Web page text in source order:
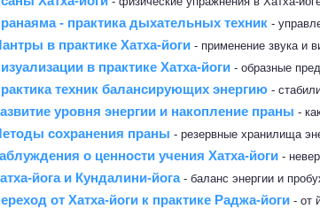
- практика дыхательных техник -
в практике Хатха-йоги - применение звука и
в практике Хатха-йоги - образные
техник балансирующих энергию -
уровня энергии и накопление праны -
сохранения праны - резервные хранилища
о ценности учения Хатха-йоги -
йога и Кундалини-йога- баланс энергии и
от Хатха-йоги к практике Раджа-йоги - от